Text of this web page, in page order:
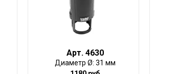
Арт. 4630
Диаметр Ø: 31 мм